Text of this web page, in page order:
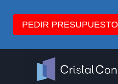
contenido
PEDIR PRESUPUESTO